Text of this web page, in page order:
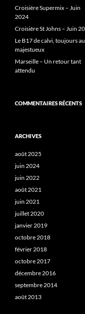
Croisière Supermix – Juin
2024
Croisière St Johns – Juin
Le B17 de calvi, toujours
majestueux
Marseille – Un retour tant
attendu
COMMENTAIRES RÉCENTS
ARCHIVES
août 2025
juin 2024
juin 2022
août 2021
juin 2021
juillet 2020
janvier 2019
octobre 2018
février 2018
octobre 2017
décembre 2016
septembre 2014
août 2013